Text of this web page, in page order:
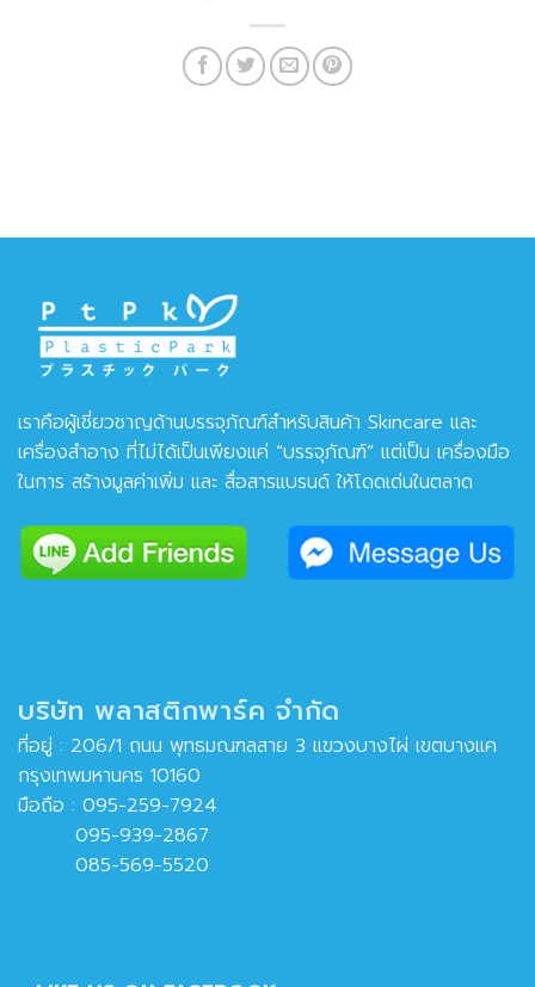
เราคือผู้เชี่ยวชาญด้านบรรจุภัณฑ์สำหรับสินค้า Skincare และ
เครื่องสำอาง ที่ไม่ได้เป็นเพียงแค่ “บรรจุภัณฑ์” แต่เป็น เครื่องมือ
ในการ สร้างมูลค่าเพิ่ม และ สื่อสารแบรนด์ ให้โดดเด่นในตลาด
บริษัท พลาสติกพาร์ค จำกัด
ที่อยู่ : 206/1 ถนน พุทธมณฑลสาย 3 แขวงบางไผ่ เขตบางแค
กรุงเทพมหานคร 10160
มือถือ : 095-259-7924
095-939-2867
085-569-5520